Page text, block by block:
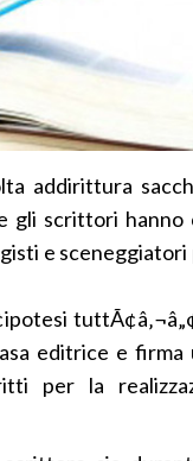
addirittura
gli scrittori
e
editrice e
per la